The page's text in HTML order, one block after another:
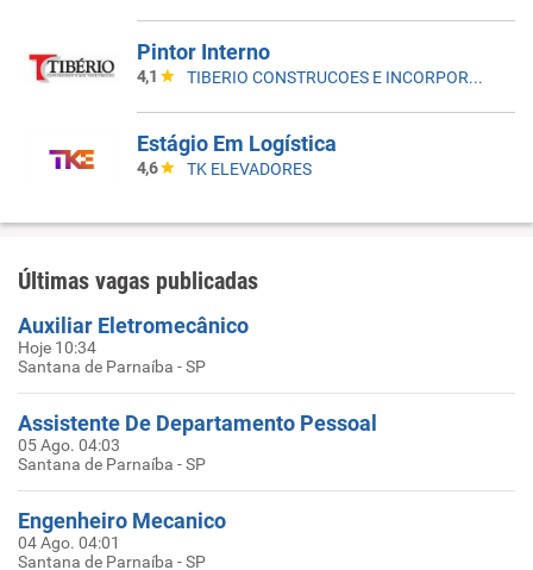
Pintor Interno
4,1 TIBERIO CONSTRUCOES E INCORPORACOES
Estágio Em Logística
4,6 TK ELEVADORES
Últimas vagas publicadas
Auxiliar Eletromecânico
Hoje 10:34
Santana de Parnaíba - SP
Assistente De Departamento Pessoal
05 Ago. 04:03
Santana de Parnaíba - SP
Engenheiro Mecanico
04 Ago. 04:01
Santana de Parnaíba - SP